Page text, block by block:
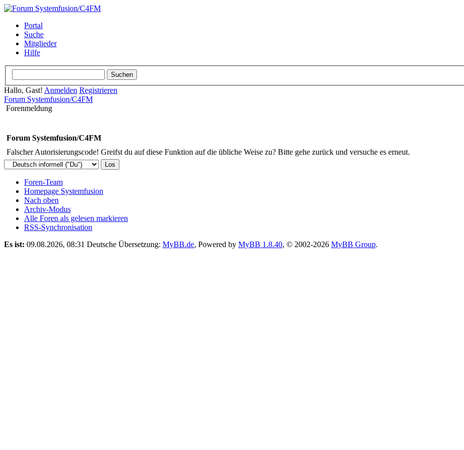
Portal
Suche
Mitglieder
Hilfe
Hallo, Gast! Anmelden Registrieren
Forum Systemfusion/C4FM
Forenmeldung
Forum Systemfusion/C4FM
Falscher Autorisierungscode! Greifst du auf diese Funktion auf die übliche Weise zu? Bitte gehe zurück und versuche es erneut.
Foren-Team
Homepage Systemfusion
Nach oben
Archiv-Modus
Alle Foren als gelesen markieren
RSS-Synchronisation
Es ist: 09.08.2026, 08:31 Deutsche Übersetzung: MyBB.de, Powered by MyBB 1.8.40, © 2002-2026 MyBB Group.